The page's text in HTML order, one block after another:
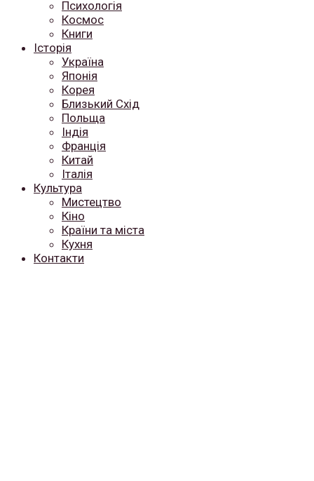
Психологія
Космос
Книги
Історія
Україна
Японія
Корея
Близький Схід
Польща
Індія
Франція
Китай
Італія
Культура
Мистецтво
Кіно
Країни та міста
Кухня
Контакти